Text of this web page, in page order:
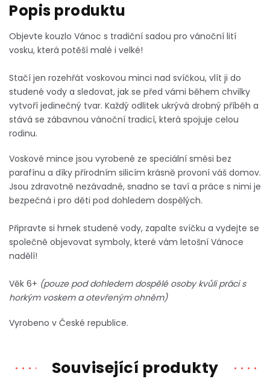
Objevte kouzlo Vánoc s tradiční sadou pro vánoční lití
vosku, která potěší malé i velké!
Stačí jen rozehřát voskovou minci nad svíčkou, vlít ji do
studené vody a sledovat, jak se před vámi během chvilky
vytvoří jedinečný tvar. Každý odlitek ukrývá drobný příběh a
stává se zábavnou vánoční tradicí, která spojuje celou
rodinu.
Voskové mince jsou vyrobené ze speciální směsi bez
parafínu a díky přírodním silicím krásně provoní váš domov.
Jsou zdravotně nezávadné, snadno se taví a práce s nimi je
bezpečná i pro děti pod dohledem dospělých.
Připravte si hrnek studené vody, zapalte svíčku a vydejte se
společně objevovat symboly, které vám letošní Vánoce
nadělí!
Věk 6+ (pouze pod dohledem dospělé osoby kvůli práci s
horkým voskem a otevřeným ohněm)
Vyrobeno v České republice.
Související produkty